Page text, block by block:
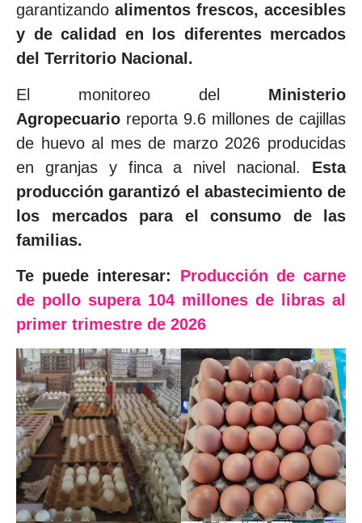
garantizando alimentos frescos, accesibles
y de calidad en los diferentes mercados
del Territorio Nacional.
El monitoreo del Ministerio
Agropecuario reporta 9.6 millones de cajillas
de huevo al mes de marzo 2026 producidas
en granjas y finca a nivel nacional. Esta
producción garantizó el abastecimiento de
los mercados para el consumo de las
familias.
Te puede interesar: Producción de carne
de pollo supera 104 millones de libras al
primer trimestre de 2026